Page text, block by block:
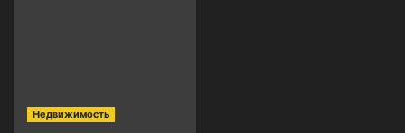
Недвижимость